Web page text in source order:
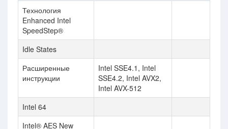
Технология
Enhanced Intel
SpeedStep®
Idle States
Расширенные
инструкции
Intel SSE4.1, Intel
SSE4.2, Intel AVX2,
Intel AVX-512
Intel 64
Intel® AES New